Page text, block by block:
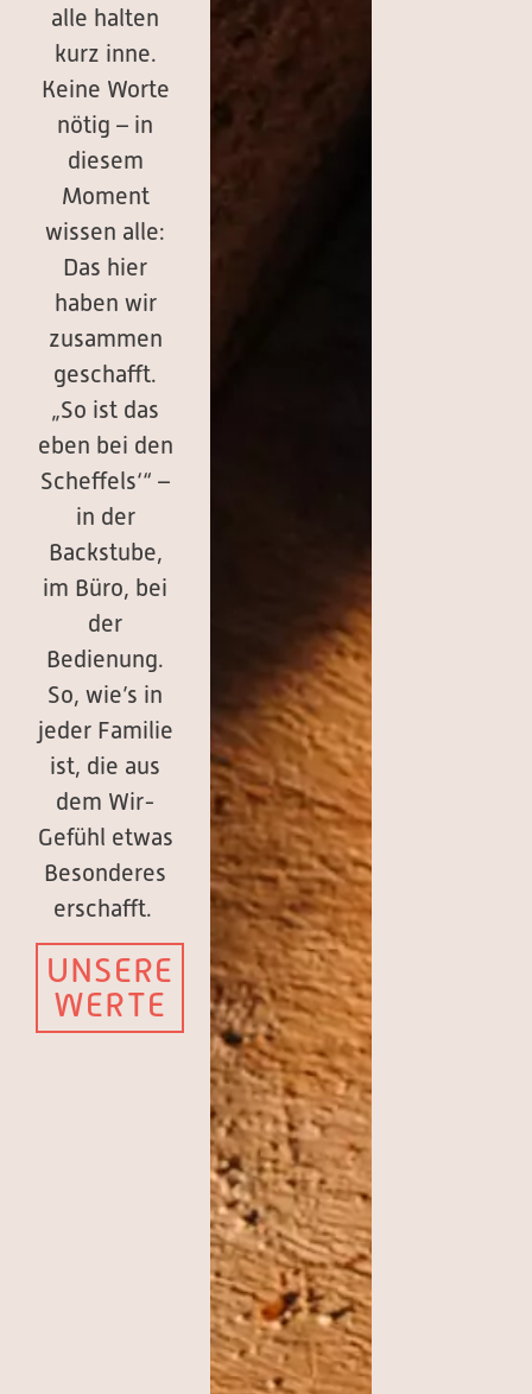
alle halten
kurz inne.
Keine Worte
nötig – in
diesem
Moment
wissen alle:
Das hier
haben wir
zusammen
geschafft.
„So ist das
eben bei den
Scheffels‘“ –
in der
Backstube,
im Büro, bei
der
Bedienung.
So, wie’s in
jeder Familie
ist, die aus
dem Wir-
Gefühl etwas
Besonderes
erschafft.
UNSERE
WERTE